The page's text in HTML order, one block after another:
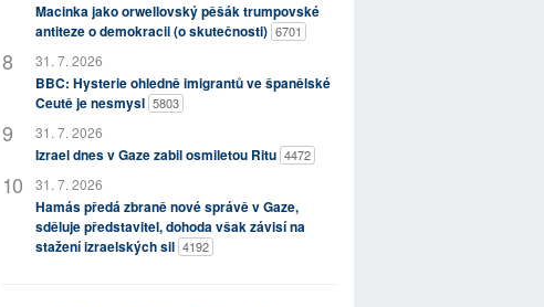
Macinka jako orwellovský pěšák trumpovské
antiteze o demokracii (o skutečnosti) 6701
31. 7. 2026
BBC: Hysterie ohledně imigrantů ve španělské
Ceutě je nesmysl 5803
31. 7. 2026
Izrael dnes v Gaze zabil osmiletou Ritu 4472
31. 7. 2026
Hamás předá zbraně nové správě v Gaze,
sděluje představitel, dohoda však závisí na
stažení izraelských sil 4192